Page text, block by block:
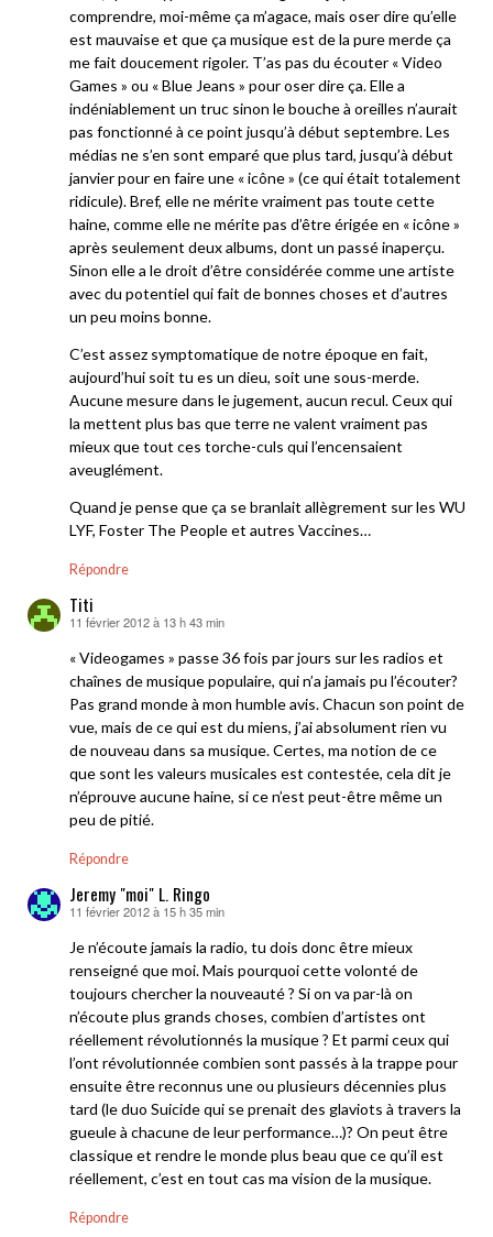
comprendre, moi-même ça m’agace, mais oser dire qu’elle
est mauvaise et que ça musique est de la pure merde ça
me fait doucement rigoler. T’as pas du écouter « Video
Games » ou « Blue Jeans » pour oser dire ça. Elle a
indéniablement un truc sinon le bouche à oreilles n’aurait
pas fonctionné à ce point jusqu’à début septembre. Les
médias ne s’en sont emparé que plus tard, jusqu’à début
janvier pour en faire une « icône » (ce qui était totalement
ridicule). Bref, elle ne mérite vraiment pas toute cette
haine, comme elle ne mérite pas d’être érigée en « icône »
après seulement deux albums, dont un passé inaperçu.
Sinon elle a le droit d’être considérée comme une artiste
avec du potentiel qui fait de bonnes choses et d’autres
un peu moins bonne.
C’est assez symptomatique de notre époque en fait,
aujourd’hui soit tu es un dieu, soit une sous-merde.
Aucune mesure dans le jugement, aucun recul. Ceux qui
la mettent plus bas que terre ne valent vraiment pas
mieux que tout ces torche-culs qui l’encensaient
aveuglément.
Quand je pense que ça se branlait allègrement sur les WU
LYF, Foster The People et autres Vaccines…
Répondre
Titi
dit :
11 février 2012 à 13 h 43 min
« Videogames » passe 36 fois par jours sur les radios et
chaînes de musique populaire, qui n’a jamais pu l’écouter?
Pas grand monde à mon humble avis. Chacun son point de
vue, mais de ce qui est du miens, j’ai absolument rien vu
de nouveau dans sa musique. Certes, ma notion de ce
que sont les valeurs musicales est contestée, cela dit je
n’éprouve aucune haine, si ce n’est peut-être même un
peu de pitié.
Répondre
Jeremy "moi" L. Ringo
dit :
11 février 2012 à 15 h 35 min
Je n’écoute jamais la radio, tu dois donc être mieux
renseigné que moi. Mais pourquoi cette volonté de
toujours chercher la nouveauté ? Si on va par-là on
n’écoute plus grands choses, combien d’artistes ont
réellement révolutionnés la musique ? Et parmi ceux qui
l’ont révolutionnée combien sont passés à la trappe pour
ensuite être reconnus une ou plusieurs décennies plus
tard (le duo Suicide qui se prenait des glaviots à travers la
gueule à chacune de leur performance…)? On peut être
classique et rendre le monde plus beau que ce qu’il est
réellement, c’est en tout cas ma vision de la musique.
Répondre